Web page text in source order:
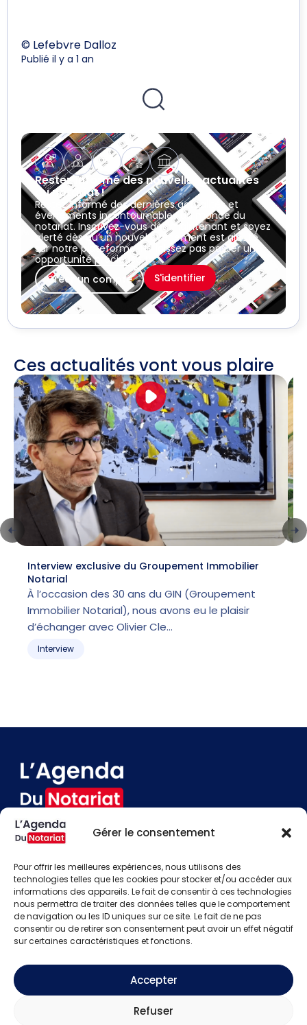
Gérer le consentement
Pour offrir les meilleures expériences, nous utilisons des
technologies telles que les cookies pour stocker et/ou accéder aux
informations des appareils. Le fait de consentir à ces technologies
nous permettra de traiter des données telles que le comportement
de navigation ou les ID uniques sur ce site. Le fait de ne pas
consentir ou de retirer son consentement peut avoir un effet négatif
sur certaines caractéristiques et fonctions.
Accepter
Refuser
© Lefebvre Dalloz
Publié il y a 1 an
Restez informé des nouvelles actualités
du notariat !
Restez informé des dernières actualités et
événements incontournables du monde du
notariat. Inscrivez-vous dès maintenant et soyez
alerté dès qu’un nouvel événement est ajouté
sur notre plateforme. Ne laissez pas passer une
opportunité précieuse !
Créer un compte
S'identifier
Ces actualités vont vous plaire
Interview exclusive du Groupement Immobilier
Notarial
À l’occasion des 30 ans du GIN (Groupement
Immobilier Notarial), nous avons eu le plaisir
d’échanger avec Olivier Cle…
Interview
Contact
Besoin d'aide
Actualités
Évènements
Offres d'emploi
Candidats
S'identifier
Politique de confidentialité